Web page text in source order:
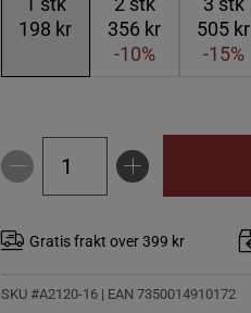
198 kr
356 kr
-10%
505 kr
-15%
Gratis frakt over 399 kr
SKU #A2120-16 | EAN 7350014910172